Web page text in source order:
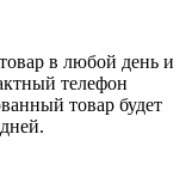
в любой день и
телефон
товар будет